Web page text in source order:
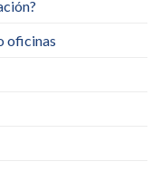
oficinas